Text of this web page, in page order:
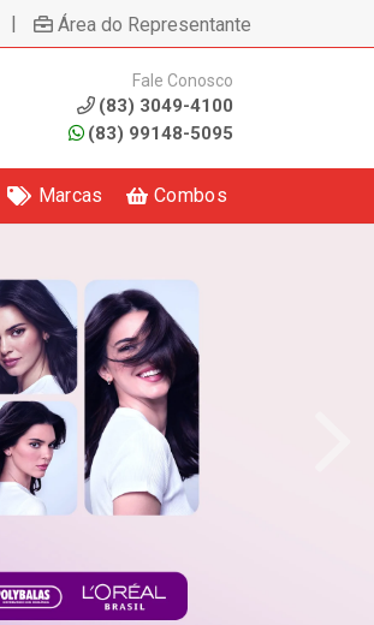
| Área do Representante
Fale Conosco
(83) 3049-4100
(83) 99148-5095
Marcas Combos